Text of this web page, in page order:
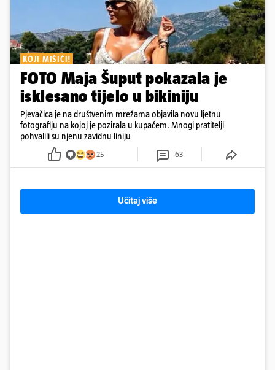
KOJI MIŠIĆI!
FOTO Maja Šuput pokazala je
isklesano tijelo u bikiniju
Pjevačica je na društvenim mrežama objavila novu ljetnu
fotografiju na kojoj je pozirala u kupaćem. Mnogi pratitelji
pohvalili su njenu zavidnu liniju
25 63
Učitaj više